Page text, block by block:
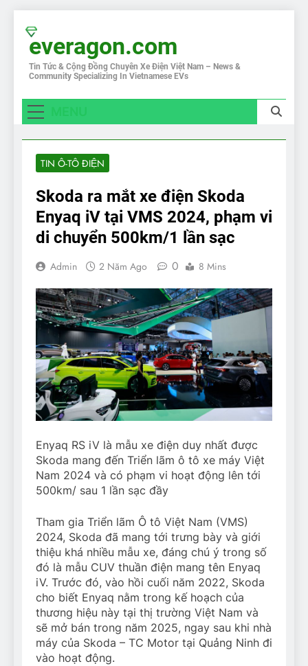
content
everagon.com
Tin Tức & Cộng Đồng Chuyên Xe Điện Việt Nam – News &
Community Specializing In Vietnamese EVs
TIN Ô-TÔ ĐIỆN
Skoda ra mắt xe điện Skoda
Enyaq iV tại VMS 2024, phạm vi
di chuyển 500km/1 lần sạc
Admin 2 Năm Ago 0 8 Mins
Enyaq RS iV là mẫu xe điện duy nhất được
Skoda mang đến Triển lãm ô tô xe máy Việt
Nam 2024 và có phạm vi hoạt động lên tới
500km/ sau 1 lần sạc đầy
Tham gia Triển lãm Ô tô Việt Nam (VMS)
2024, Skoda đã mang tới trưng bày và giới
thiệu khá nhiều mẫu xe, đáng chú ý trong số
đó là mẫu CUV thuần điện mang tên Enyaq
iV. Trước đó, vào hồi cuối năm 2022, Skoda
cho biết Enyaq nằm trong kế hoạch của
thương hiệu này tại thị trường Việt Nam và
sẽ mở bán trong năm 2025, ngay sau khi nhà
máy của Skoda – TC Motor tại Quảng Ninh đi
vào hoạt động.